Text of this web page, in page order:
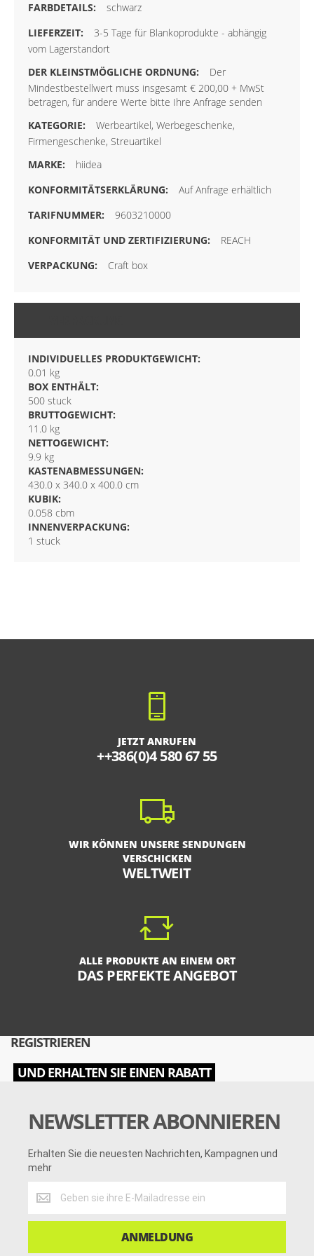
schwarz
3-5 Tage für Blankoprodukte - abhängig
vom Lagerstandort
Der
Mindestbestellwert muss insgesamt € 200,00 + MwSt
betragen, für andere Werte bitte Ihre Anfrage senden
Werbeartikel, Werbegeschenke,
Firmengeschenke, Streuartikel
hiidea
Auf Anfrage erhältlich
9603210000
REACH
Craft box
INDIVIDUELLES PRODUKTGEWICHT:
0.01 kg
BOX ENTHÄLT:
500 stuck
BRUTTOGEWICHT:
11.0 kg
NETTOGEWICHT:
9.9 kg
KASTENABMESSUNGEN:
430.0 x 340.0 x 400.0 cm
KUBIK:
0.058 cbm
INNENVERPACKUNG:
1 stuck
JETZT ANRUFEN
++386(0)4 580 67 55
WIR KÖNNEN UNSERE SENDUNGEN
VERSCHICKEN
WELTWEIT
ALLE PRODUKTE AN EINEM ORT
DAS PERFEKTE ANGEBOT
REGISTRIEREN
UND ERHALTEN SIE EINEN RABATT
NEWSLETTER ABONNIEREN
Erhalten Sie die neuesten Nachrichten, Kampagnen und
mehr
Sie
ANMELDUNG